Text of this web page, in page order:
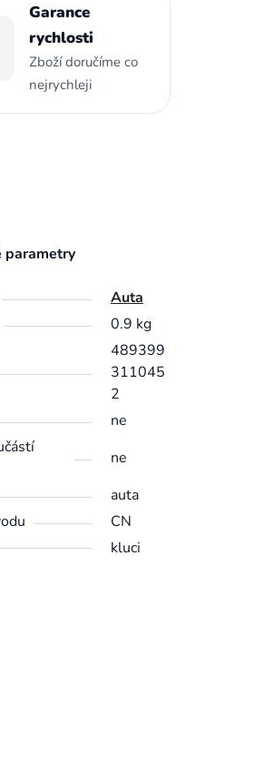
Garance
rychlosti
Zboží doručíme co
nejrychleji
parametry
Auta
0.9 kg
489399
311045
2
ne
ne
auta
CN
kluci